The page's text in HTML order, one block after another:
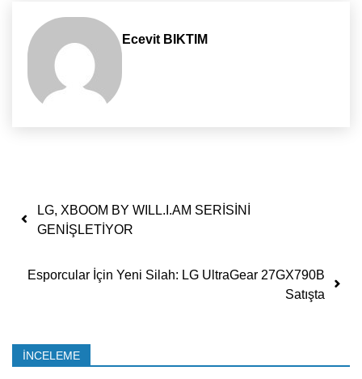
Ecevit BIKTIM
Yazı dolaşımı
LG, XBOOM BY WILL.I.AM SERİSİNİ
GENİŞLETİYOR
Esporcular İçin Yeni Silah: LG UltraGear 27GX790B
Satışta
İNCELEME